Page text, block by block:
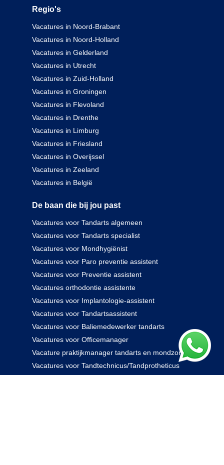
Regio's
Vacatures in Noord-Brabant
Vacatures in Noord-Holland
Vacatures in Gelderland
Vacatures in Utrecht
Vacatures in Zuid-Holland
Vacatures in Groningen
Vacatures in Flevoland
Vacatures in Drenthe
Vacatures in Limburg
Vacatures in Friesland
Vacatures in Overijssel
Vacatures in Zeeland
Vacatures in België
De baan die bij jou past
Vacatures voor Tandarts algemeen
Vacatures voor Tandarts specialist
Vacatures voor Mondhygiënist
Vacatures voor Paro preventie assistent
Vacatures voor Preventie assistent
Vacatures orthodontie assistente
Vacatures voor Implantologie-assistent
Vacatures voor Tandartsassistent
Vacatures voor Baliemedewerker tandarts
Vacatures voor Officemanager
Vacature praktijkmanager tandarts en mondzorg
Vacatures voor Tandtechnicus/Tandprotheticus